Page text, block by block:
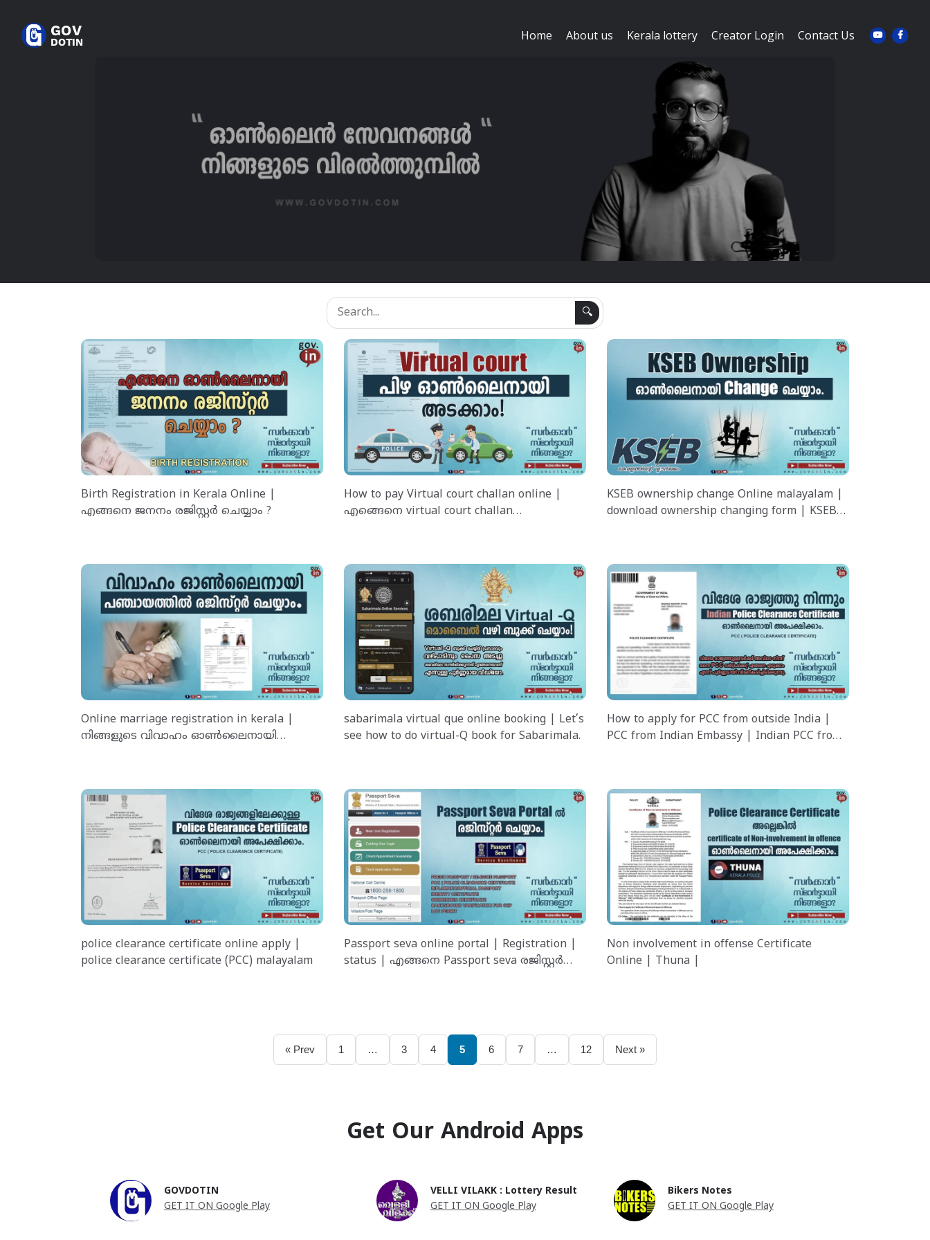
Home About us Kerala lottery Creator Login Contact Us
🔍
Birth Registration in Kerala Online |
എങ്ങനെ ജനനം രജിസ്റ്റർ ചെയ്യാം ?
How to pay Virtual court challan online |
എങ്ങെനെ virtual court challan
KSEB ownership change Online malayalam |
download ownership changing form | KSEB
Online marriage registration in kerala |
നിങ്ങളുടെ വിവാഹം ഓൺലൈനായി
sabarimala virtual que online booking | Let’s
see how to do virtual-Q book for Sabarimala.
How to apply for PCC from outside India |
PCC from Indian Embassy | Indian PCC from
police clearance certificate online apply |
police clearance certificate (PCC) malayalam
Passport seva online portal | Registration |
status | എങ്ങനെ Passport seva രജിസ്റ്റർ
Non involvement in offense Certificate
Online | Thuna |
« Prev 1 … 3 4 5 6 7 … 12 Next »
Get Our Android Apps
GOVDOTIN
GET IT ON Google Play
VELLI VILAKK : Lottery Result
GET IT ON Google Play
Bikers Notes
GET IT ON Google Play